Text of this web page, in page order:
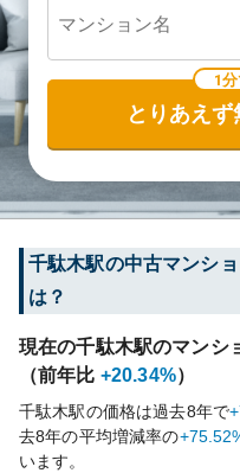
1
とりあえ
千駄木駅の中古マンシ
は？
現在の千駄木駅のマンシ
（前年比 +20.34%）
千駄木駅の価格は過去8年で
去8年の平均増減率の
います。